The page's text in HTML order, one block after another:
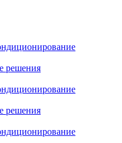
решения
решения